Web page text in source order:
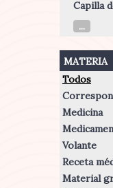
...
materia
Todos
Medicina
Volante
Receta
Material